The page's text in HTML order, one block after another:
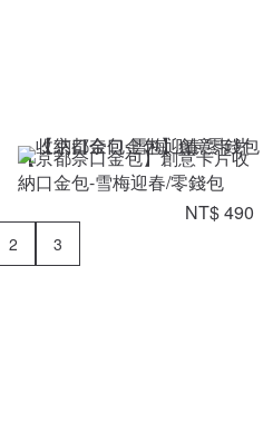
【京都奈口金包】創意卡片收
納口金包-雪梅迎春/零錢包
NT$ 490
2 3